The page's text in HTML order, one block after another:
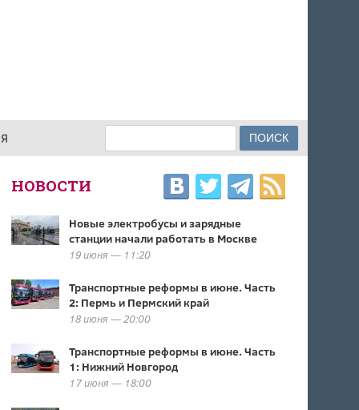
ФОРМА ПОИСКА
НОВОСТИ
Новые электробусы и зарядные
станции начали работать в Москве
19 июня — 11:20
Транспортные реформы в июне. Часть
2: Пермь и Пермский край
18 июня — 20:00
Транспортные реформы в июне. Часть
1: Нижний Новгород
17 июня — 18:00